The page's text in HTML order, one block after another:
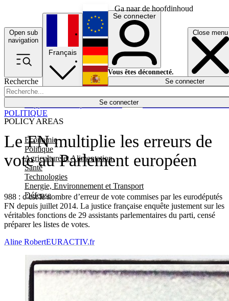
Ga naar de hoofdinhoud
Open sub
navigation
Close menu
Recherche
Se connecter
POLICY AREAS
Economie
Politique
Agriculture et Alimentation
Santé
Technologies
Energie, Environnement et Transport
Défense
Économie
Français
English
Deutsch
Español
Se connecter
Vous êtes déconnecté.
Se connecter
Le FN multiplie les erreurs de
vote au Parlement européen
988 : c’est le nombre d’erreur de vote commises par les eurodéputés
FN depuis juillet 2014. La justice française enquête justement sur les
véritables fonctions de 29 assistants parlementaires du parti, censé
préparer les listes de votes.
POLITIQUE
Aline RobertEURACTIV.fr